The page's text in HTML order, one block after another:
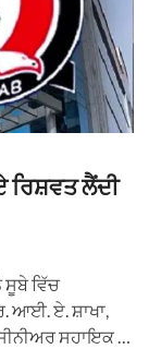
ਰਿਸ਼ਵਤ ਲੈਂਦੀ
ਸੂਬੇ ਵਿੱਚ
ਆਈ. ਏ. ਸ਼ਾਖਾ,
ਸਹਾਇਕ …